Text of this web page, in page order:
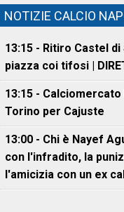
NOTIZIE CALCIO
13:15 - Ritiro Castel
piazza coi tifosi |
13:15 -
Torino per Cajuste
13:00 - Chi è Nayef
con l'infradito, la
l'amicizia con un ex